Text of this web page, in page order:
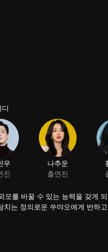
우
진
나추운
출연진
를 바꿀 수 있는 능력을 갖게
는 정의로운 쑤먀오에게 반하
신을 거듭하며 거짓말을 해야
위해 쑤청청과 탕치는 함께 새
장 진실한 모습으로 삶에 직면해